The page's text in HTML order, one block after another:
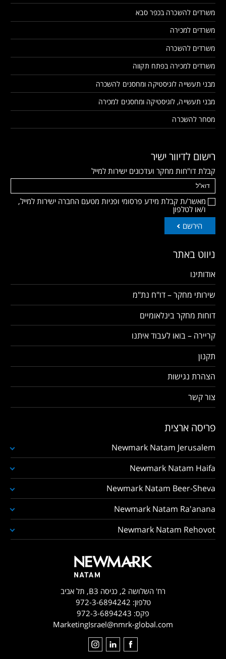
משרדים להשכרה בכפר סבא
משרדים למכירה
משרדים להשכרה
משרדים למכירה בפתח תקווה
מבני תעשייה לוגיסטיקה ומחסנים להשכרה
מבני תעשייה, לוגיסטיקה ומחסנים למכירה
מסחר להשכרה
רישום לדיוור ישיר
קבלת דו"חות מחקר ועדכונים ישירות למייל
מאשר/ת קבלת מידע פרסומי ופניות מטעם החברה ישירות למייל,
ו/או לטלפון
הירשם
ניווט באתר
אודותינו
שירותי מחקר – דו"ח נת"מ
דוחות מחקר בינלאומיים
קריירה – בואו לעבוד איתנו
תקנון
הצהרת נגישות
צור קשר
פריסה ארצית
Newmark Natam Jerusalem
Newmark Natam Haifa
Newmark Natam Beer-Sheva
Newmark Natam Ra'anana
Newmark Natam Rehovot
רח' השלושה 2, כניסה B3, תל אביב
טלפון: 972-3-6894242
פקס: 972-3-6894243
MarketingIsrael@nmrk-global.com